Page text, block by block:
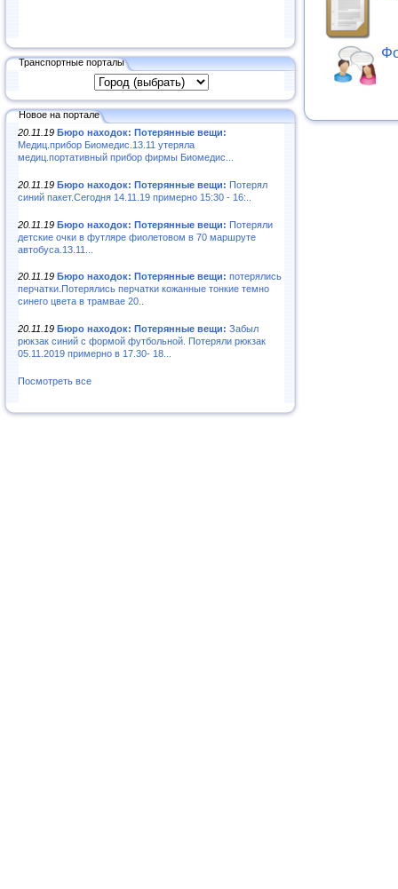
Транспортные порталы
Новое на портале
20.11.19 Бюро находок: Потерянные вещи:
Медиц.прибор Биомедис.13.11 утеряла
медиц.портативный прибор фирмы Биомедис...
20.11.19 Бюро находок: Потерянные вещи: Потерял
синий пакет.Сегодня 14.11.19 примерно 15:30 - 16:..
20.11.19 Бюро находок: Потерянные вещи: Потеряли
детские очки в футляре фиолетовом в 70 маршруте
автобуса.13.11...
20.11.19 Бюро находок: Потерянные вещи: потерялись
перчатки.Потерялись перчатки кожанные тонкие темно
синего цвета в трамвае 20..
20.11.19 Бюро находок: Потерянные вещи: Забыл
рюкзак синий с формой футбольной. Потеряли рюкзак
05.11.2019 примерно в 17.30- 18...
Посмотреть все